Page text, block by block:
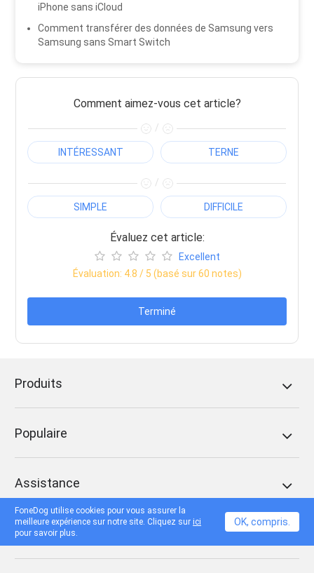
iPhone sans iCloud
Comment transférer des données de Samsung vers
Samsung sans Smart Switch
Comment aimez-vous cet article?
/
INTÉRESSANT TERNE
/
SIMPLE DIFFICILE
Évaluez cet article:
Excellent
Évaluation: 4.8 / 5 (basé sur60 notes)
Terminé
Produits
Populaire
Assistance
Français
FoneDog utilise cookies pour vous assurer la
meilleure expérience sur notre site. Cliquez sur ici
pour savoir plus.
OK, compris.